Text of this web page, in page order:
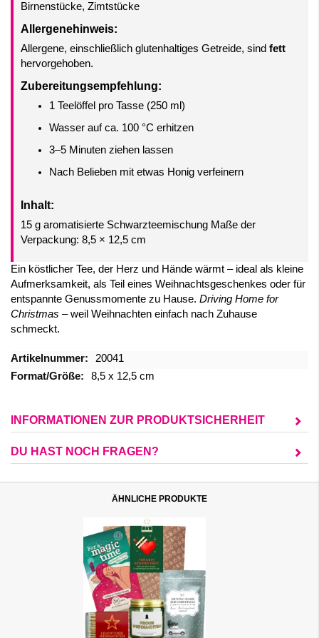
Birnenstücke, Zimtstücke
Allergenehinweis:
Allergene, einschließlich glutenhaltiges Getreide, sind fett
hervorgehoben.
Zubereitungsempfehlung:
1 Teelöffel pro Tasse (250 ml)
Wasser auf ca. 100 °C erhitzen
3–5 Minuten ziehen lassen
Nach Belieben mit etwas Honig verfeinern
Inhalt:
15 g aromatisierte Schwarzteemischung Maße der
Verpackung: 8,5 × 12,5 cm
Ein köstlicher Tee, der Herz und Hände wärmt – ideal als kleine
Aufmerksamkeit, als Teil eines Weihnachtsgeschenkes oder für
entspannte Genussmomente zu Hause. Driving Home for
Christmas – weil Weihnachten einfach nach Zuhause
schmeckt.
Mehr
Informationen
20041
8,5 x 12,5 cm
INFORMATIONEN ZUR PRODUKTSICHERHEIT
DU HAST NOCH FRAGEN?
ÄHNLICHE PRODUKTE